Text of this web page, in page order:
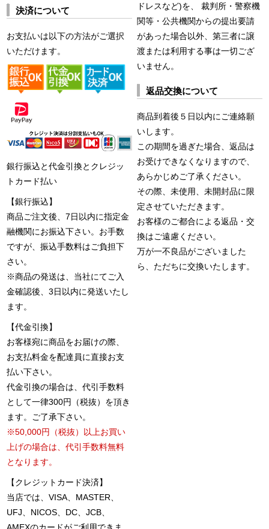
決済について
お支払いは以下の方法がご選択
いただけます。
銀行振込と代金引換とクレジッ
トカード払い
【銀行振込】
商品ご注文後、7日以内に指定金
融機関にお振込下さい。お手数
ですが、振込手数料はご負担下
さい。
※商品の発送は、当社にてご入
金確認後、3日以内に発送いたし
ます。
【代金引換】
お客様宛に商品をお届けの際、
お支払料金を配達員に直接お支
払い下さい。
代金引換の場合は、代引手数料
として一律300円（税抜）を頂き
ます。ご了承下さい。
※50,000円（税抜）以上お買い
上げの場合は、代引手数料無料
となります。
【クレジットカード決済】
当店では、VISA、MASTER、
UFJ、NICOS、DC、JCB、
ドレスなど)を、 裁判所・警察機
関等・公共機関からの提出要請
があった場合以外、第三者に譲
渡または利用する事は一切ござ
いません。
返品交換について
商品到着後５日以内にご連絡願
いします。
この期間を過ぎた場合、返品は
お受けできなくなりますので、
あらかじめご了承ください。
その際、未使用、未開封品に限
定させていただきます。
お客様のご都合による返品・交
換はご遠慮ください。
万が一不良品がございました
ら、ただちに交換いたします。